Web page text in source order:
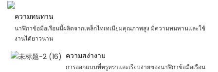
ความทนทาน
นาฬิกาข้อมือเรือนนี้ผลิตจากเหล็กไทเทเนียมคุณภาพสูง มีความทนทานและใช้
งานได้ยาวนาน
ความสง่างาม
การออกแบบที่หรูหราและเรียบง่ายของนาฬิกาข้อมือเรือน